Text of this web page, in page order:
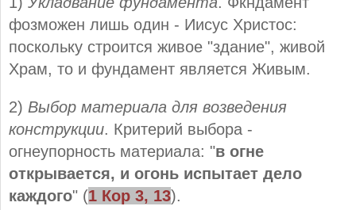
фозможен лишь один - Иисус Христос:
поскольку строится живое "здание", живой
Храм, то и фундамент является Живым.
2) Выбор материала для возведения
конструкции. Критерий выбора -
огнеупорность материала: "в огне
открывается, и огонь испытает дело
каждого" (1 Кор 3, 13).